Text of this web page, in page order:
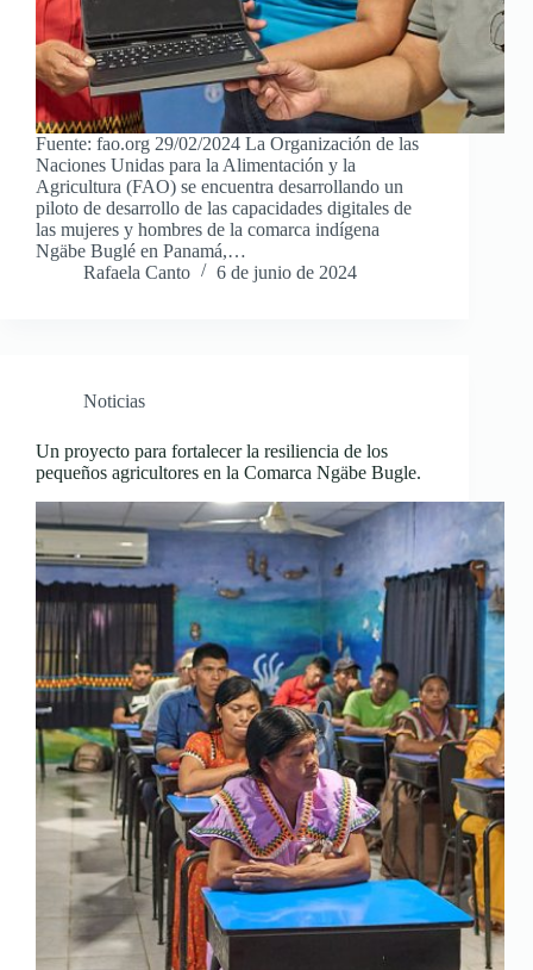
Fuente: fao.org 29/02/2024 La Organización de las
Naciones Unidas para la Alimentación y la
Agricultura (FAO) se encuentra desarrollando un
piloto de desarrollo de las capacidades digitales de
las mujeres y hombres de la comarca indígena
Ngäbe Buglé en Panamá,…
Rafaela Canto
6 de junio de 2024
Noticias
Un proyecto para fortalecer la resiliencia de los
pequeños agricultores en la Comarca Ngäbe Bugle.